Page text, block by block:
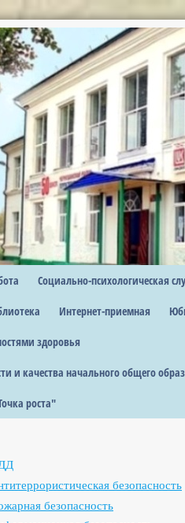
Социально-психологическая
Интернет-приемная
здоровья
качества начального общего
роста"
безопасность
безопасность